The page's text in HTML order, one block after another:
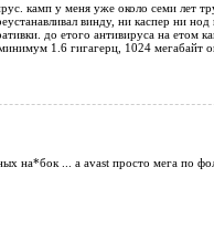
камп у меня уже около семи лет
винду, ни каспер ни
до етого антивируса на етом
1.6 гигагерц, 1024 мегабайт
на*бок ... а avast просто мега по